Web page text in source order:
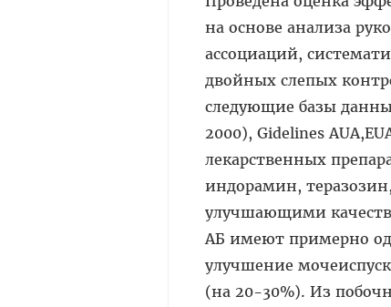
на основе анализа
ассоциаций,
двойных слепых
следующие базы
2000), Gidelines
лекарственных
индорамин,
улучшающими
АБ имеют примерно
улучшение
(на 20-30%). Из